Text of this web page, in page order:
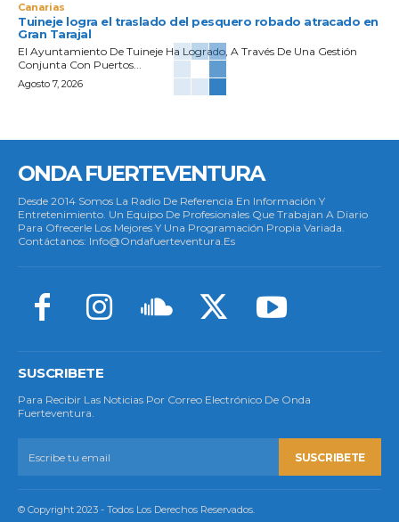
Canarias
Tuineje logra el traslado del pesquero robado atracado en
Gran Tarajal
El Ayuntamiento De Tuineje Ha Logrado, A Través De Una Gestión
Conjunta Con Puertos...
Agosto 7, 2026
ONDA FUERTEVENTURA
Desde 2014 Somos La Radio De Referencia En Información Y
Entretenimiento. Un Equipo De Profesionales Que Trabajan A Diario
Para Ofrecerle Los Mejores Y Una Programación Propia Variada.
Contáctanos: Info@ondafuerteventura.es
SUSCRIBETE
Para Recibir Las Noticias Por Correo Electrónico De Onda
Fuerteventura.
SUSCRIBETE
© Copyright 2023 - Todos Los Derechos Reservados.